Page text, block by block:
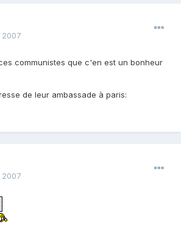
2007
communistes que c'en est un bonheur
de leur ambassade à paris:
2007